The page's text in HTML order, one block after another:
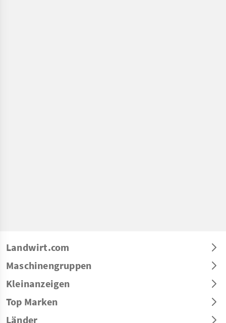
Landwirt.com
Maschinengruppen
Kleinanzeigen
Top Marken
Länder